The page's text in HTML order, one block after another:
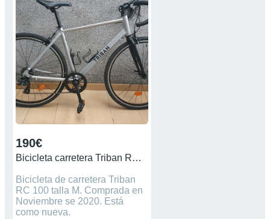
190€
Bicicleta carretera Triban RC 100
Bicicleta de carretera Triban
RC 100 talla M. Comprada en
Noviembre se 2020. Está
como nueva.